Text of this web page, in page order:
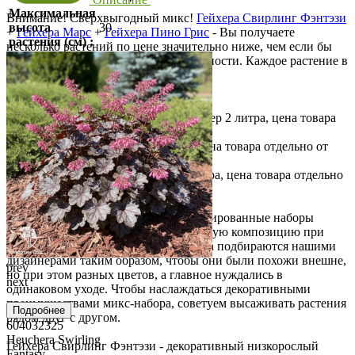
Максимальная
высота
растения (см) :
30
prev
next
Подробнее
604032325
Heuchera Swirling
Внимание! Сверхвыгодный микс! Гейхера Свирлинг Фэнтэзи
+Гейхера Марс +Гейхера Пино Грис - Вы получаете
несколько растений по цене значительно ниже, чем если бы
покупали каждое растение по отдельности. Каждое растение в
своем контейнере.
Состав комплекта:
Гейхера Свирлинг Фэнтэзи(Контейнер 2 литра, цена товара
отдельно от микса 1500 руб.)
Гейхера Марс(Контейнер 2 литра, цена товара отдельно от
микса 665 руб.)
Гейхера Пино Грис(Контейнер 2 литра, цена товара отдельно
от микса 1350 руб.)
Миксы от Мартин-сада- это скомбинированные наборы
растений, которые создают живописную композицию при
посадке их рядом. Растения для микса подбираются нашими
дизайнерами таким образом, чтобы они были похожи внешне,
но при этом разных цветов, а главное нуждались в
одинаковом уходе. Чтобы наслаждаться декоративными
преимуществами микс-набора, советуем высаживать растения
рядом друг с другом.
Гейхера Свирлинг Фэнтэзи - декоративный низкорослый